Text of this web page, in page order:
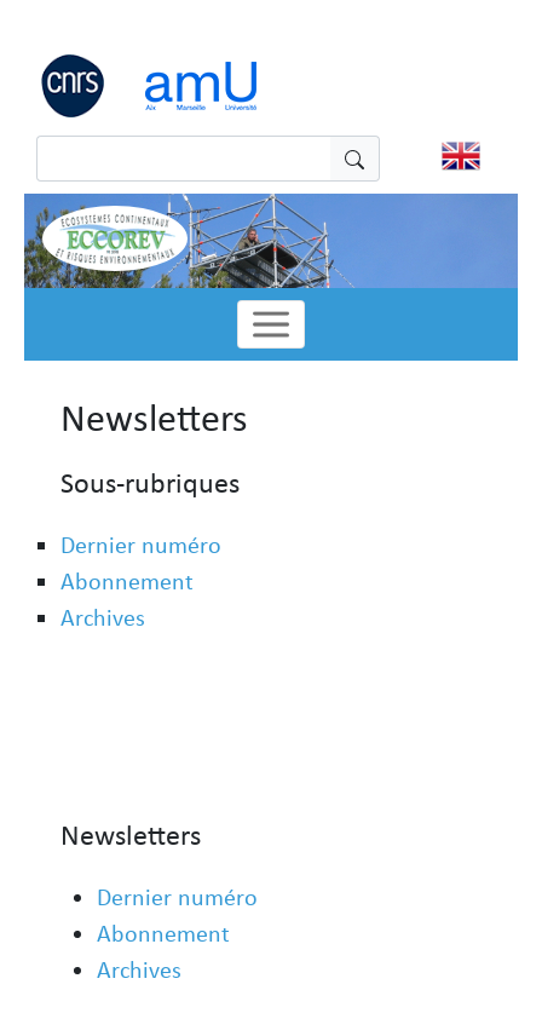
Newsletters
Sous-rubriques
Dernier numéro
Abonnement
Archives
Newsletters
Dernier numéro
Abonnement
Archives
Panneau de gestion des cookies